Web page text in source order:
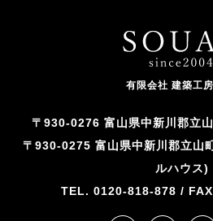
有限会社 建築工
〒930-0276 富山県中新川郡立
〒930-0275 富山県中新川郡立
ルハウス)
TEL. 0120-818-878 /